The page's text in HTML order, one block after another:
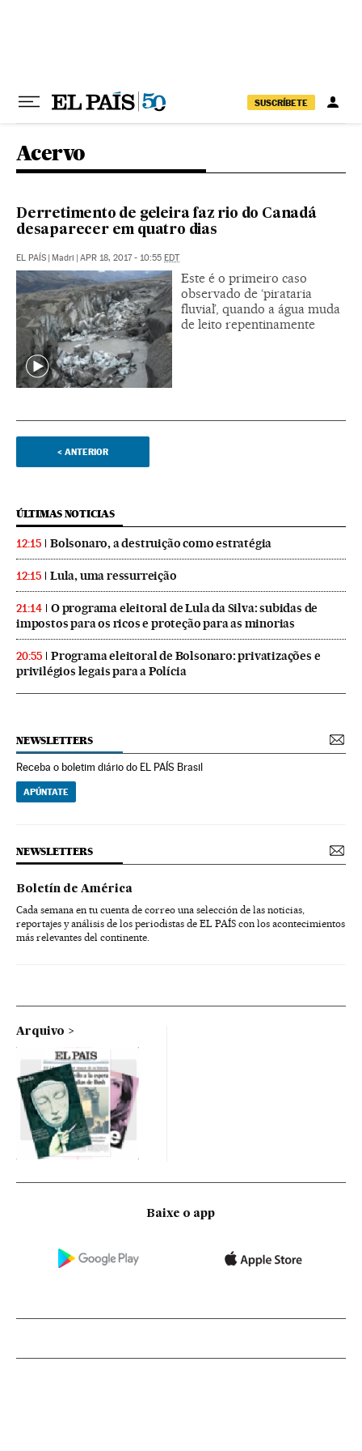
SUSCRÍBETE
Acervo
Derretimento de geleira faz rio do Canadá
desaparecer em quatro dias
EL PAÍS | Madri | APR 18, 2017 - 10:55 EDT
Este é o primeiro caso
observado de ‘pirataria
fluvial’, quando a água muda
de leito repentinamente
< ANTERIOR
ÚLTIMAS NOTICIAS
12:15 Bolsonaro, a destruição como estratégia
12:15 Lula, uma ressurreição
21:14
O programa eleitoral de Lula da Silva: subidas de
impostos para os ricos e proteção para as minorias
20:55
Programa eleitoral de Bolsonaro: privatizações e
privilégios legais para a Polícia
NEWSLETTERS
Receba o boletim diário do EL PAÍS Brasil
APÚNTATE
NEWSLETTERS
Boletín de América
Cada semana en tu cuenta de correo una selección de las noticias,
reportajes y análisis de los periodistas de EL PAÍS con los acontecimientos
más relevantes del continente.
Arquivo
Baixe o app